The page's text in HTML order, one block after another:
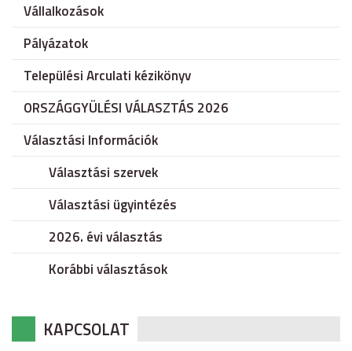
Vállalkozások
Pályázatok
Települési Arculati kézikönyv
ORSZÁGGYÜLÉSI VÁLASZTÁS 2026
Választási Információk
Választási szervek
Választási ügyintézés
2026. évi választás
Korábbi választások
KAPCSOLAT